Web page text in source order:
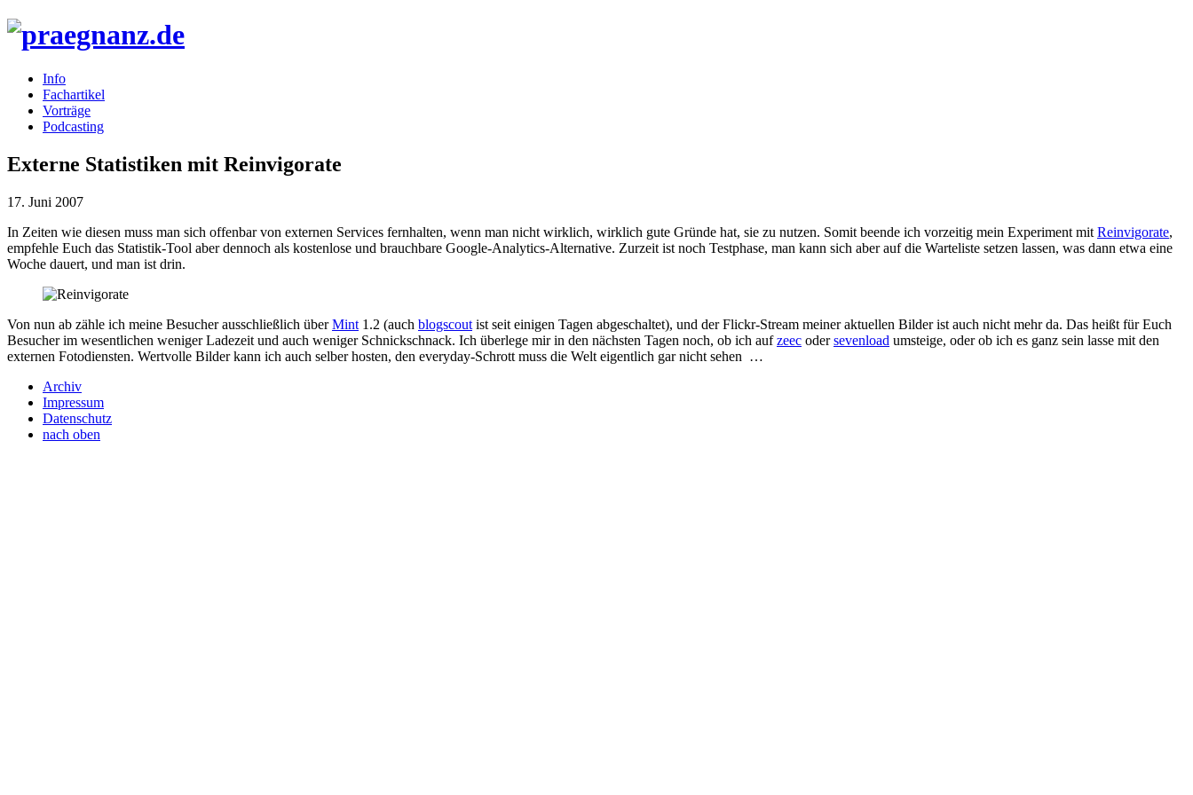
Info
Fachartikel
Vorträge
Podcasting
Externe Statistiken mit Reinvigorate
17. Juni 2007
In Zeiten wie diesen muss man sich offenbar von externen Services fernhalten, wenn man nicht wirklich, wirklich gute Gründe hat, sie zu nutzen. Somit beende ich vorzeitig mein Experiment mit Reinvigorate,
empfehle Euch das Statistik-Tool aber dennoch als kostenlose und brauchbare Google-Analytics-Alternative. Zurzeit ist noch Testphase, man kann sich aber auf die Warteliste setzen lassen, was dann etwa eine
Woche dauert, und man ist drin.
Von nun ab zähle ich meine Besucher ausschließlich überMint 1.2 (auch blogscout ist seit einigen Tagen abgeschaltet), und der Flickr-Stream meiner aktuellen Bilder ist auch nicht mehr da. Das heißt für Euch
Besucher im wesentlichen weniger Ladezeit und auch weniger Schnickschnack. Ich überlege mir in den nächsten Tagen noch, ob ich aufzeec odersevenload umsteige, oder ob ich es ganz sein lasse mit den
externen Fotodiensten. Wertvolle Bilder kann ich auch selber hosten, den everyday-Schrott muss die Welt eigentlich gar nicht sehen …
Archiv
Impressum
Datenschutz
nach oben